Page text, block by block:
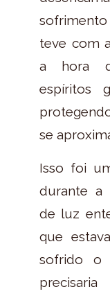
teve com
a hora
espíritos
se
Isso foi
durante a
de luz
que
sofrido o